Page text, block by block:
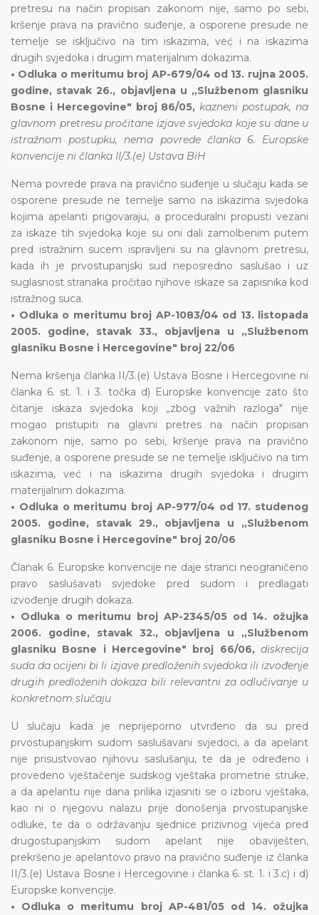
pretresu na način propisan zakonom nije, samo po sebi,
kršenje prava na pravično suđenje, a osporene presude ne
temelje se isključivo na tim iskazima, već i na iskazima
drugih svjedoka i drugim materijalnim dokazima.
• Odluka o meritumu broj AP-679/04 od 13. rujna 2005.
godine, stavak 26., objavljena u „Službenom glasniku
Bosne i Hercegovine" broj 86/05,kazneni postupak, na
glavnom pretresu pročitane izjave svjedoka koje su dane u
istražnom postupku, nema povrede članka 6. Europske
konvencije ni članka II/3.(e) Ustava BiH
Nema povrede prava na pravično suđenje u slučaju kada se
osporene presude ne temelje samo na iskazima svjedoka
kojima apelanti prigovaraju, a proceduralni propusti vezani
za iskaze tih svjedoka koje su oni dali zamolbenim putem
pred istražnim sucem ispravljeni su na glavnom pretresu,
kada ih je prvostupanjski sud neposredno saslušao i uz
suglasnost stranaka pročitao njihove iskaze sa zapisnika kod
istražnog suca.
• Odluka o meritumu broj AP-1083/04 od 13. listopada
2005. godine, stavak 33., objavljena u „Službenom
glasniku Bosne i Hercegovine" broj 22/06
Nema kršenja članka II/3.(e) Ustava Bosne i Hercegovine ni
članka 6. st. 1. i 3. točka d) Europske konvencije zato što
čitanje iskaza svjedoka koji „zbog važnih razloga" nije
mogao pristupiti na glavni pretres na način propisan
zakonom nije, samo po sebi, kršenje prava na pravično
suđenje, a osporene presude se ne temelje isključivo na tim
iskazima, već i na iskazima drugih svjedoka i drugim
materijalnim dokazima.
• Odluka o meritumu broj AP-977/04 od 17. studenog
2005. godine, stavak 29., objavljena u „Službenom
glasniku Bosne i Hercegovine" broj 20/06
Članak 6. Europske konvencije ne daje stranci neograničeno
pravo saslušavati svjedoke pred sudom i predlagati
izvođenje drugih dokaza.
• Odluka o meritumu broj AP-2345/05 od 14. ožujka
2006. godine, stavak 32., objavljena u „Službenom
glasniku Bosne i Hercegovine" broj 66/06, diskrecija
suda da ocijeni bi li izjave predloženih svjedoka ili izvođenje
drugih predloženih dokaza bili relevantni za odlučivanje u
konkretnom slučaju
U slučaju kada je neprijeporno utvrđeno da su pred
prvostupanjskim sudom saslušavani svjedoci, a da apelant
nije prisustvovao njihovu saslušanju, te da je određeno i
provedeno vještačenje sudskog vještaka prometne struke,
a da apelantu nije dana prilika izjasniti se o izboru vještaka,
kao ni o njegovu nalazu prije donošenja prvostupanjske
odluke, te da o održavanju sjednice prizivnog vijeća pred
drugostupanjskim sudom apelant nije obaviješten,
prekršeno je apelantovo pravo na pravično suđenje iz članka
II/3.(e) Ustava Bosne i Hercegovine i članka 6. st. 1. i 3.c) i d)
Europske konvencije.
• Odluka o meritumu broj AP-481/05 od 14. ožujka